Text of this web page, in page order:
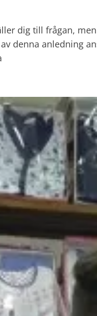
dig till frågan, men
denna anledning